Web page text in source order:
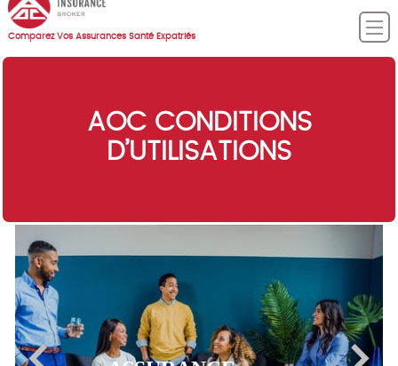
Comparez Vos Assurances Santé Expatriés
AOC CONDITIONS
D’UTILISATIONS